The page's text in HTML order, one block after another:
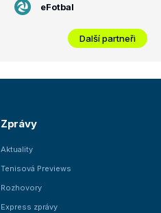
eFotbal
Další partneři
Zprávy
Aktuality
Tenisová Previews
Rozhovory
Express zprávy